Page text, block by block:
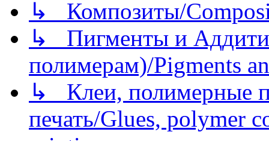
↳ Композиты/
↳ Пигменты и
полимерам)/Pigments
↳ Клеи, полимерные
печать/Glues, polymer